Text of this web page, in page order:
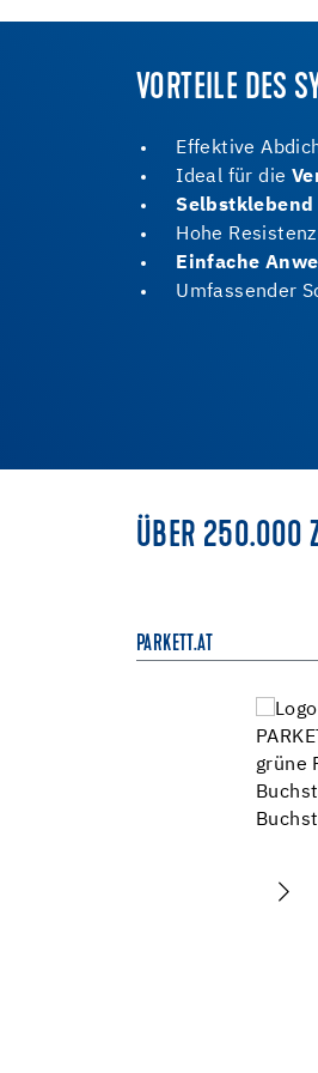
VORTEILE DES
Effektive
Ideal für die
Selbstklebend
Hohe
Einfache
Umfassender
ÜBER 250.000
PARKETT.AT